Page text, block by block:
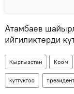
Атамбаев
ийгиликтерди
Кыргызстан Коом
куттуктоо президент